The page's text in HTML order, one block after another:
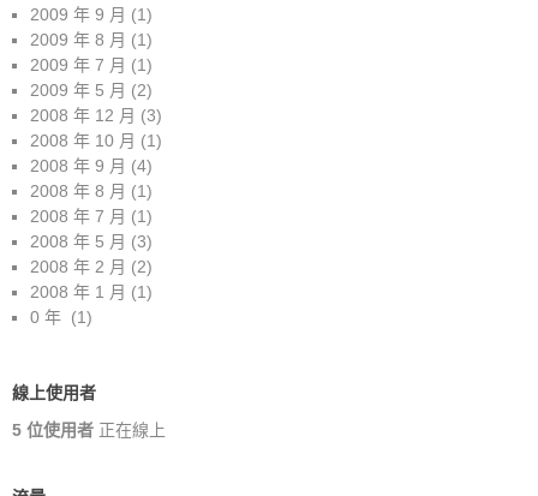
2009 年 9 月 (1)
2009 年 8 月 (1)
2009 年 7 月 (1)
2009 年 5 月 (2)
2008 年 12 月 (3)
2008 年 10 月 (1)
2008 年 9 月 (4)
2008 年 8 月 (1)
2008 年 7 月 (1)
2008 年 5 月 (3)
2008 年 2 月 (2)
2008 年 1 月 (1)
0 年 (1)
線上使用者
5 位使用者 正在線上